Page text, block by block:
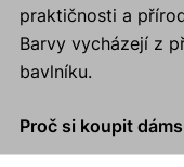
praktičnosti a
Barvy vycházejí z
bavlníku.
Proč si koupit